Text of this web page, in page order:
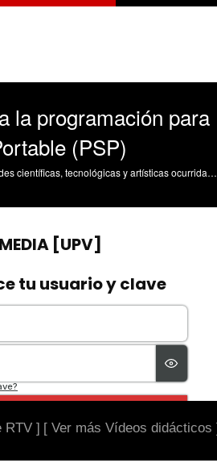
la programación para
(PSP)
Divulgación de las actividades científicas, tecnológicas y artísticas ocurridas en los tres campus de la UPV
RTV ] [ Ver más Vídeos didácticos